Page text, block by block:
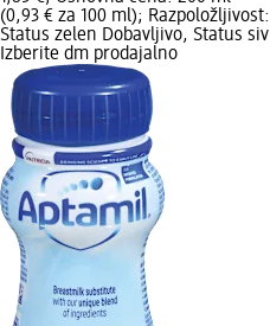
(0,93 € za 100 ml); Razpoložljivost:
Status zelen Dobavljivo, Status siv
Izberite dm prodajalno